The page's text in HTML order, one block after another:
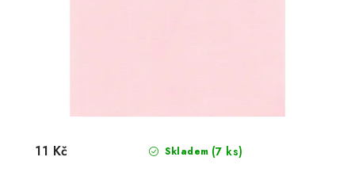
Skladem (7 ks)
11 Kč